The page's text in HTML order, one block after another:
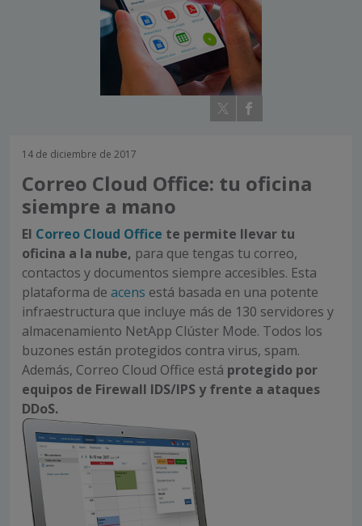
14 de diciembre de 2017
Correo Cloud Office: tu oficina
siempre a mano
El Correo Cloud Office te permite llevar tu
oficina a la nube, para que tengas tu correo,
contactos y documentos siempre accesibles. Esta
plataforma de acens está basada en una potente
infraestructura que incluye más de 130 servidores y
almacenamiento NetApp Clúster Mode. Todos los
buzones están protegidos contra virus, spam.
Además, Correo Cloud Office está protegido por
equipos de Firewall IDS/IPS y frente a ataques
DDoS.